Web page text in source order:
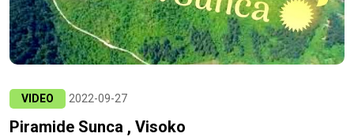
VIDEO 2022-09-27
Piramide Sunca , Visoko